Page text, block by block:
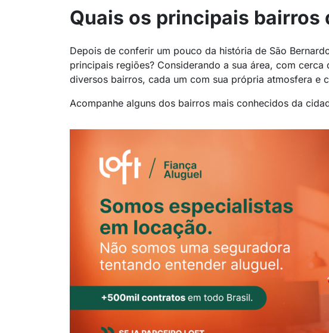
Quais os principais bairros
Depois de conferir um pouco da história de São
principais regiões? Considerando a sua área, com
diversos bairros, cada um com sua própria atmosfera e
Acompanhe alguns dos bairros mais conhecidos da